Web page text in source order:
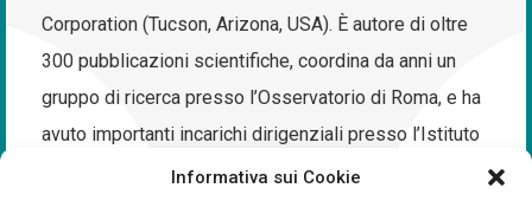
Informativa sui Cookie
Corporation (Tucson, Arizona, USA). È autore di oltre
300 pubblicazioni scientifiche, coordina da anni un
gruppo di ricerca presso l’Osservatorio di Roma, e ha
avuto importanti incarichi dirigenziali presso l’Istituto
Nazionale di AstroFisica. Lo scopo principale della